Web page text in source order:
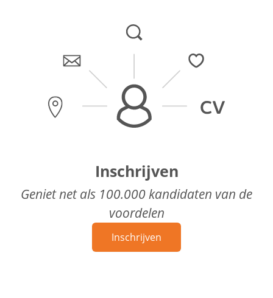
Inschrijven
Geniet net als 100.000 kandidaten van de
voordelen
Inschrijven